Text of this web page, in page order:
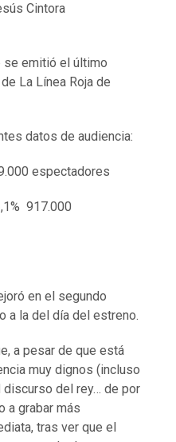
Cintora
se emitió el último
La Línea Roja de
datos de audiencia:
espectadores
917.000
en el segundo
a la del día del estreno.
a pesar de que está
muy dignos (incluso
discurso del rey… de por
a grabar más
tras ver que el